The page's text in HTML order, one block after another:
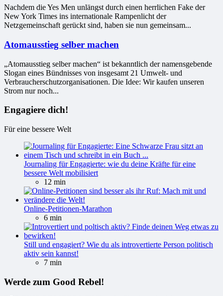
Nachdem die Yes Men unlängst durch einen herrlichen Fake der
New York Times ins internationale Rampenlicht der
Netzgemeinschaft gerückt sind, haben sie nun gemeinsam...
Atomausstieg selber machen
„Atomausstieg selber machen“ ist bekanntlich der namensgebende
Slogan eines Bündnisses von insgesamt 21 Umwelt- und
Verbraucherschutzorganisationen. Die Idee: Wir kaufen unseren
Strom nur noch...
Engagiere dich!
Für eine bessere Welt
Journaling für Engagierte: wie du deine Kräfte für eine
bessere Welt mobilisiert
12 min
Online-Petitionen-Marathon
6 min
Still und engagiert? Wie du als introvertierte Person politisch
aktiv sein kannst!
7 min
Werde zum Good Rebel!